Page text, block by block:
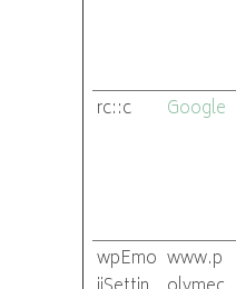
rc::c Google
wpEmo www.p